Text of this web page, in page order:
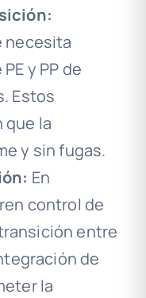
necesita
y PP de
Estos
que la
y sin fugas.
En
control de
entre
de
la